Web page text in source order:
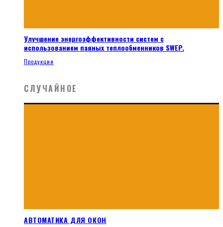
Улучшение энергоэффективности систем с
использованием паяных теплообменников SWEP.
Продукция
СЛУЧАЙНОЕ
АВТОМАТИКА ДЛЯ ОКОН